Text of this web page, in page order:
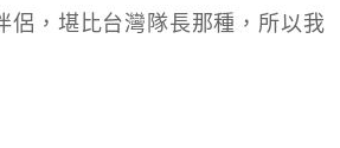
侶，堪比台灣隊長那種，所以我